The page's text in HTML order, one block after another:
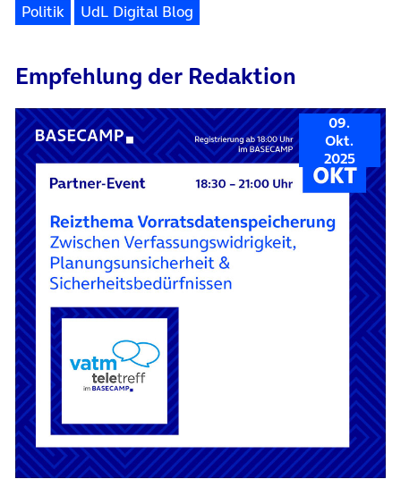
Politik
UdL Digital Blog
Empfehlung der Redaktion
09.
Okt.
2025